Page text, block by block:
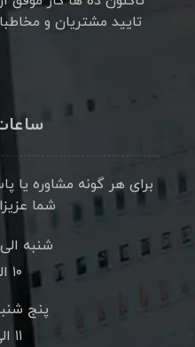
تایید مشتریان و
برای هر گونه مشاوره یا
شما
شنبه
۱۰ الی ۲۲
پنج
۱۱ الی ۲۳